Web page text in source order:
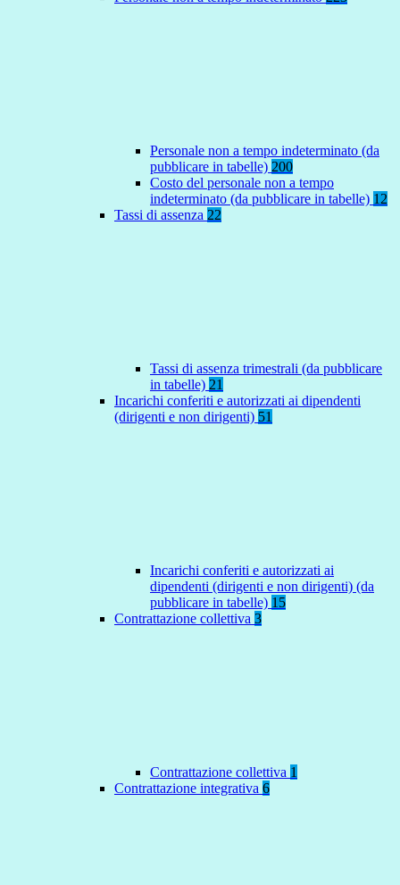
Personale non a tempo indeterminato (da
pubblicare in tabelle) 200
Costo del personale non a tempo
indeterminato (da pubblicare in tabelle) 12
Tassi di assenza 22
Tassi di assenza trimestrali (da pubblicare
in tabelle) 21
Incarichi conferiti e autorizzati ai dipendenti
(dirigenti e non dirigenti) 51
Incarichi conferiti e autorizzati ai
dipendenti (dirigenti e non dirigenti) (da
pubblicare in tabelle) 15
Contrattazione collettiva 3
Contrattazione collettiva 1
Contrattazione integrativa 6